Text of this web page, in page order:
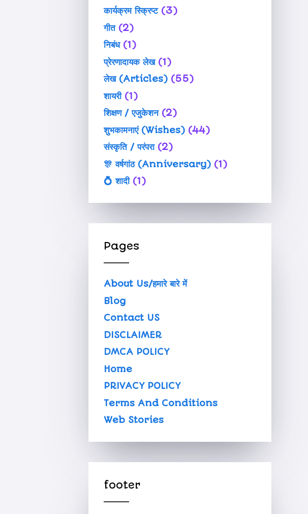
कार्यक्रम स्क्रिप्ट(3)
गीत(2)
निबंध(1)
प्रेरणादायक लेख(1)
लेख (Articles) (55)
शायरी(1)
शिक्षण / एजुकेशन(2)
शुभकामनाएं (Wishes) (44)
संस्कृति / परंपरा(2)
🎊 वर्षगांठ (Anniversary) (1)
💍 शादी(1)
Pages
About Us/हमारे बारे में
Blog
Contact US
DISCLAIMER
DMCA POLICY
Home
PRIVACY POLICY
Terms And Conditions
Web Stories
footer